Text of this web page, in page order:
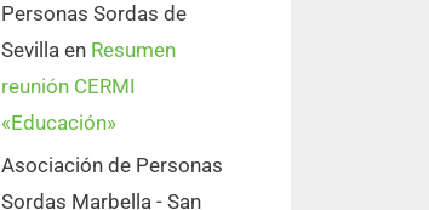
Personas Sordas de
Sevillaen Resumen
reunión CERMI
«Educación»
Asociación de Personas
Sordas Marbella - San